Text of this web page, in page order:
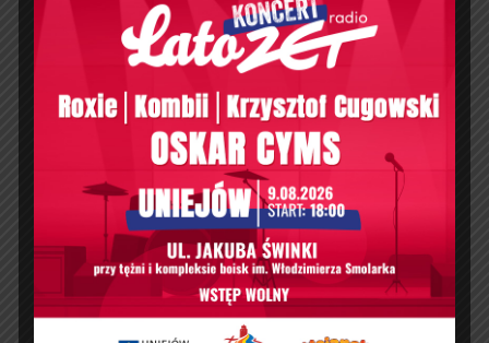
W zależności od masażu
GODZINY OTWARCIA
11:00 – 21:00
TELEFON
505 785 307